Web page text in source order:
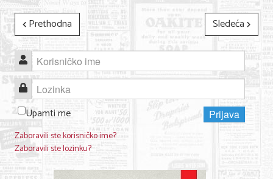
Prethodna
Sledeća
Korisničko ime
Lozinka
Upamti me
Prijava
Zaboravili ste korisničko ime?
Zaboravili ste lozinku?